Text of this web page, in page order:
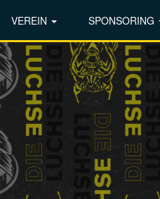
VEREIN SPONSORING